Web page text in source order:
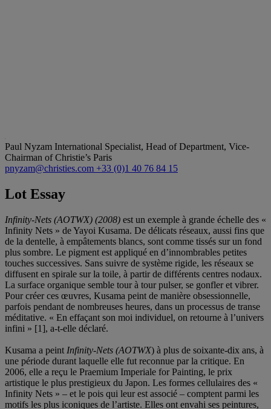
Paul Nyzam International Specialist, Head of Department, Vice-
Chairman of Christie’s Paris
pnyzam@christies.com +33 (0)1 40 76 84 15
Lot Essay
Infinity-Nets (AOTWX) (2008) est un exemple à grande échelle des «
Infinity Nets » de Yayoi Kusama. De délicats réseaux, aussi fins que
de la dentelle, à empâtements blancs, sont comme tissés sur un fond
plus sombre. Le pigment est appliqué en d’innombrables petites
touches successives. Sans suivre de système rigide, les réseaux se
diffusent en spirale sur la toile, à partir de différents centres nodaux.
La surface organique semble tour à tour pulser, se gonfler et vibrer.
Pour créer ces œuvres, Kusama peint de manière obsessionnelle,
parfois pendant de nombreuses heures, dans un processus de transe
méditative. « En effaçant son moi individuel, on retourne à l’univers
infini » [1], a-t-elle déclaré.
Kusama a peint Infinity-Nets (AOTWX) à plus de soixante-dix ans, à
une période durant laquelle elle fut reconnue par la critique. En
2006, elle a reçu le Praemium Imperiale for Painting, le prix
artistique le plus prestigieux du Japon. Les formes cellulaires des «
Infinity Nets » – et le pois qui leur est associé – comptent parmi les
motifs les plus iconiques de l’artiste. Elles ont envahi ses peintures,